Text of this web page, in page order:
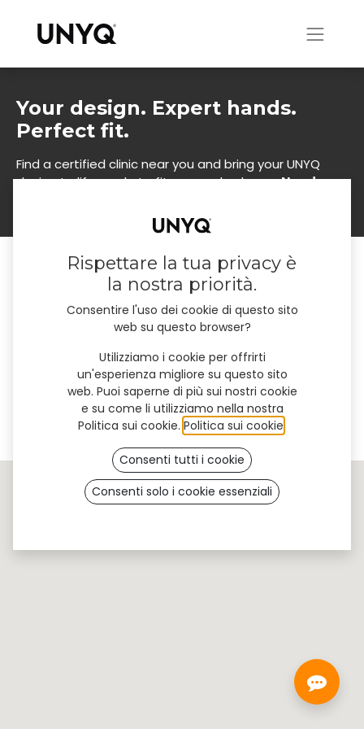
Your design. Expert hands.
Perfect fit.
Find a certified clinic near you and bring your UNYQ
design to life made to fit you, and only you.Need a
Find your clinic
Nearby
Rispettare la tua privacy è
la nostra priorità.
Consentire l'uso dei cookie di questo sito
web su questo browser?
Utilizziamo i cookie per offrirti
un'esperienza migliore su questo sito
web. Puoi saperne di più sui nostri cookie
e su come li utilizziamo nella nostra
Politica sui cookie. Politica sui cookie
Consenti tutti i cookie
Consenti solo i cookie essenziali